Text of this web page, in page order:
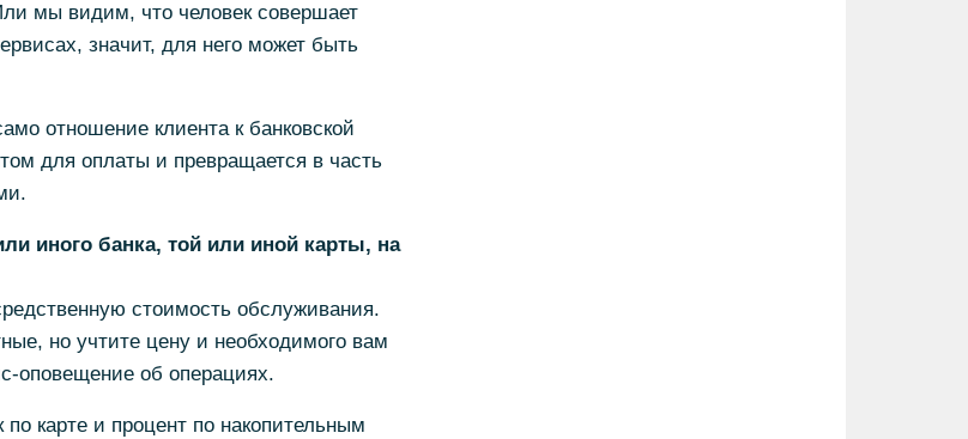
мы видим, что человек совершает
значит, для него может быть
отношение клиента к банковской
для оплаты и превращается в часть
иного банка, той или иной карты, на
стоимость обслуживания.
но учтите цену и необходимого вам
оповещение об операциях.
карте и процент по накопительным